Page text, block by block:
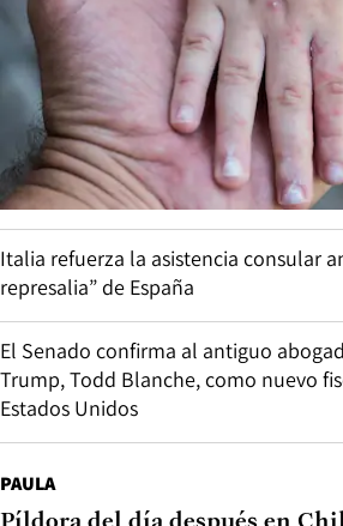
Italia refuerza la asistencia consular
represalia” de España
El Senado confirma al antiguo
Trump, Todd Blanche, como nuevo
Estados Unidos
PAULA